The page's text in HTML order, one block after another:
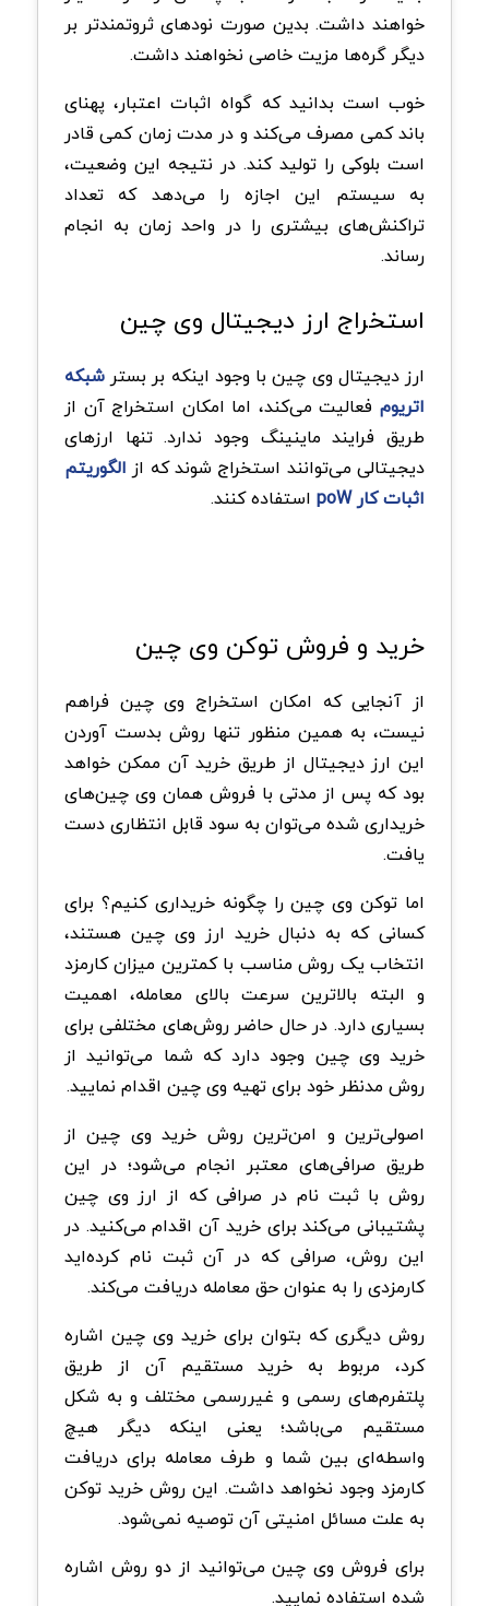
خواهند داشت. بدین صورت نودهای ثروتمندتر بر
دیگر گره‌ها مزیت خاصی نخواهند داشت.
خوب است بدانید که گواه اثبات اعتبار، پهنای
باند کمی مصرف می‌کند و در مدت زمان کمی قادر
است بلوکی را تولید کند. در نتیجه این وضعیت،
به سیستم این اجازه را می‌دهد که تعداد
تراکنش‌های بیشتری را در واحد زمان به انجام
رساند.
استخراج ارز دیجیتال وی ‌چین
ارز دیجیتال وی چین با وجود اینکه بر بستر شبکه
اتریوم فعالیت می‌کند، اما امکان استخراج آن از
طریق فرایند ماینینگ وجود ندارد. تنها ارزهای
دیجیتالی می‌توانند استخراج شوند که از الگوریتم
اثبات کار poW
استفاده کنند.
خرید و فروش توکن وی چین
از آنجایی که امکان استخراج وی چین فراهم
نیست، به همین منظور تنها روش بدست آوردن
این ارز دیجیتال از طریق خرید آن ممکن خواهد
بود که پس از مدتی با فروش همان وی چین‌های
خریداری شده می‌توان به سود قابل انتظاری دست
یافت.
اما توکن وی چین را چگونه خریداری کنیم؟ برای
کسانی که به دنبال خرید ارز وی چین هستند،
انتخاب یک روش مناسب با کمترین میزان کارمزد
و البته بالاترین سرعت بالای معامله، اهمیت
بسیاری دارد. در حال حاضر روش‌های مختلفی برای
خرید وی چین وجود دارد که شما می‌توانید از
روش مدنظر خود برای تهیه وی چین اقدام نمایید.
اصولی‌ترین و امن‌ترین روش خرید وی چین از
طریق صرافی‌های معتبر انجام می‌شود؛ در این
روش با ثبت نام در صرافی که از ارز وی چین
پشتیبانی می‌کند برای خرید آن اقدام می‌کنید. در
این روش، صرافی که در آن ثبت نام کرده‌اید
کارمزدی را به عنوان حق معامله دریافت می‌کند.
روش دیگری که بتوان برای خرید وی‌ چین اشاره
کرد، مربوط به خرید مستقیم آن از طریق
پلتفرم‌های رسمی و غیررسمی مختلف و به شکل
مستقیم می‌باشد؛ یعنی اینکه دیگر هیچ
واسطه‌ای بین شما و طرف معامله برای دریافت
کارمزد وجود نخواهد داشت. این روش خرید توکن
به علت مسائل امنیتی آن توصیه نمی‌شود.
برای فروش وی چین می‌توانید از دو روش اشاره
شده استفاده نمایید.